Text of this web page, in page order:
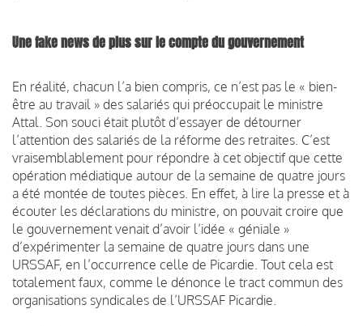
Une fake news de plus sur le compte du gouvernement
En réalité, chacun l’a bien compris, ce n’est pas le « bien-
être au travail » des salariés qui préoccupait le ministre
Attal. Son souci était plutôt d’essayer de détourner
l’attention des salariés de la réforme des retraites. C’est
vraisemblablement pour répondre à cet objectif que cette
opération médiatique autour de la semaine de quatre jours
a été montée de toutes pièces. En effet, à lire la presse et à
écouter les déclarations du ministre, on pouvait croire que
le gouvernement venait d’avoir l’idée « géniale »
d’expérimenter la semaine de quatre jours dans une
URSSAF, en l’occurrence celle de Picardie. Tout cela est
totalement faux, comme le dénonce le tract commun des
organisations syndicales de l’URSSAF Picardie.